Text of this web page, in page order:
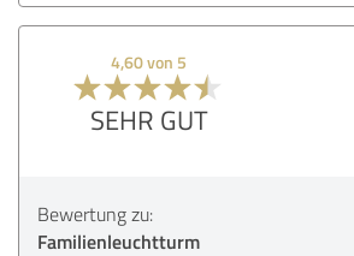
4,60 von 5
SEHR GUT
Bewertung zu:
Familienleuchtturm